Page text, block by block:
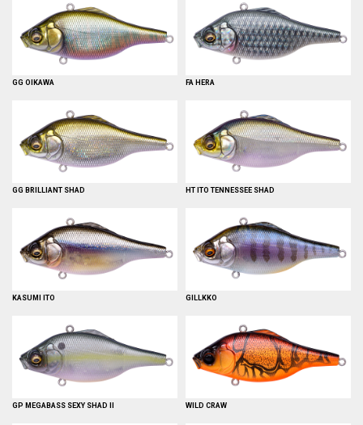
GG OIKAWA FA HERA
GG BRILLIANT SHAD HT ITO TENNESSEE SHAD
KASUMI ITO GILLKKO
GP MEGABASS SEXY SHAD II WILD CRAW